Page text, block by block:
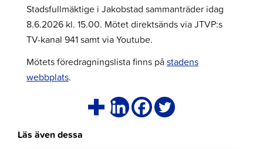
Stadsfullmäktige i Jakobstad sammanträder idag
8.6.2026 kl. 15.00. Mötet direktsänds via JTVP:s
TV-kanal 941 samt via Youtube.
Mötets föredragningslista finns påstadens
webbplats.
Läs även dessa